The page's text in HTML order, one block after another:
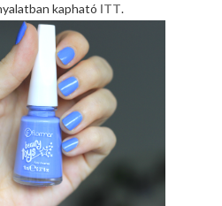
kapható ITT.